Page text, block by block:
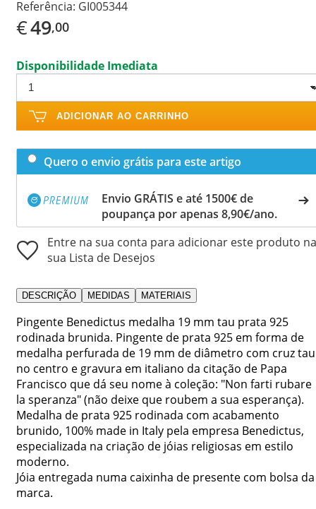
Referência: GI005344
€49,00
Disponibilidade Imediata
ADICIONAR AO CARRINHO
Quero o envio grátis para este artigo
Envio GRÁTIS e até 1500€ de
poupança por apenas 8,90€/ano.
Entre na sua conta para adicionar este produto na
sua Lista de Desejos
DESCRIÇÃO MEDIDAS MATERIAIS
Pingente Benedictus medalha 19 mm tau prata 925
rodinada brunida. Pingente de prata 925 em forma de
medalha perfurada de 19 mm de diâmetro com cruz tau
no centro e gravura em italiano da citação de Papa
Francisco que dá seu nome à coleção: "Non farti rubare
la speranza" (não deixe que roubem a sua esperança).
Medalha de prata 925 rodinada com acabamento
brunido, 100% made in Italy pela empresa Benedictus,
especializada na criação de jóias religiosas em estilo
moderno.
Jóia entregada numa caixinha de presente com bolsa da
marca.